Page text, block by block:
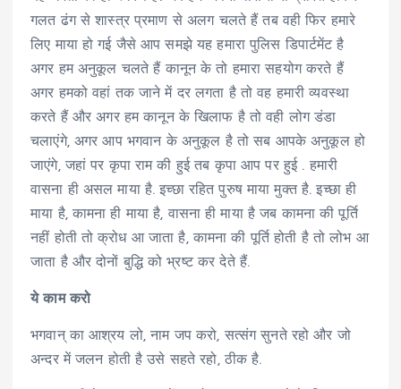
गलत ढंग से शास्त्र प्रमाण से अलग चलते हैं तब वही फिर हमारे
लिए माया हो गई जैसे आप समझे यह हमारा पुलिस डिपार्टमेंट है
अगर हम अनुकूल चलते हैं कानून के तो हमारा सहयोग करते हैं
अगर हमको वहां तक जाने में दर लगता है तो वह हमारी व्यवस्था
करते हैं और अगर हम कानून के खिलाफ है तो वही लोग डंडा
चलाएंगे, अगर आप भगवान के अनुकूल है तो सब आपके अनुकूल हो
जाएंगे, जहां पर कृपा राम की हुई तब कृपा आप पर हुई . हमारी
वासना ही असल माया है. इच्छा रहित पुरुष माया मुक्त है. इच्छा ही
माया है, कामना ही माया है, वासना ही माया है जब कामना की पूर्ति
नहीं होती तो क्रोध आ जाता है, कामना की पूर्ति होती है तो लोभ आ
जाता है और दोनों बुद्धि को भ्रष्ट कर देते हैं.
ये काम करो
भगवान् का आश्रय लो, नाम जप करो, सत्संग सुनते रहो और जो
अन्दर में जलन होती है उसे सहते रहो, ठीक है.